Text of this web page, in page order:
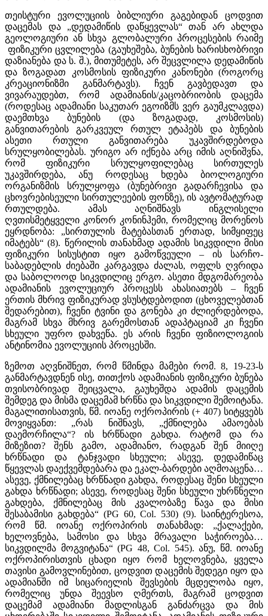
თეისტური ევოლუციის ბიბლიური გაგებიდან ცოდვით
დაცემას და „დედამიწის დაწყევლას“ თან არ ახლდა
გეოლოგიური ან სხვა გლობალური პროცესების რაიმე
ფიზიკური ცვლილება (გაუხეშება, ბუნების ხარისხობრივი
დაზიანება და ს. შ.), მითუმეტეს, არ შეცვლილა დედამიწის
და ზოგადათ კოსმოსის ფიზიკური კანონები (როგორც
კრეაციონიზმი განმარტავს). ჩვენ გავბედავთ და
ვივარაუდებთ, რომ ადამიანის/კაცობრიობის დაცემა
(როდესაც ადამიანი საკუთარ ეგოიზმს ვერ გაუმკლავდა)
დაემთხვა ბუნების (და ზოგადად, კოსმოსის)
განვითარების გარკვეულ რთულ ეტაპებს და ბუნების
ასეთი რთული განვითარება უკავშირდებოდა
სრულყობილებას. ურიგო არ იქნება არც იმის აღნიშვნა,
რომ ფიზიკური სრულყოფილებაც სირთულეს
უკავშირდება, ანუ როდესაც ხდება ბიოლოგიური
ორგანიზმის სრულყოფა (ბუნებრივი გადარჩევისა და
ცხოვრებისეული სირთულეების ფონზე), ის ავტომატურად
რთულდება. ამას აღნიშნავს ინგლისელი
ღვთისმეტყველი კონორ კონინჰემი, რომელიც მორენოს
ეყრდნობა: „სირთულის მატებასთან ერთად, სიმყიფეც
იმატებს“ (8). წერილის თანახმად ადამის სიკვდილი მისი
ფიზიკური სისუსტით იყო გამოწვეული – ის სარჩო-
საბადებლის ძიებაში კარგავდა ძალას, ოფლს ღვრიდა
და საბოლოოდ სიკვდილიც ერგო. ასეთი მდგომარეობა
ადამიანის ევოლუციურ პროცესს ახასიათებს – ჩვენ
ერთის მხრივ ფიზიკურად ვსუსტდებოდით (ცხოველებთან
შედარებით), ჩვენი ტვინი და გონება კი ძლიერდებოდა,
მაგრამ სხვა მხრივ გარემოსთან ადაპტაციამ კი ჩვენი
სხეული უფრო დახვეწა. ეს არის ჩვენი ფიზიოლოგიის
ანტინომია ევოლუციის პროცესში.
ზემოთ აღვნიშნეთ, რომ წმინდა მამები რომ. 8, 19-23-ს
განმარტავდნენ ისე, თითქოს ადამიანის ფიზიკური ბუნება
თვისობრივად შეიცვალა, გაუხეშდა ადამის დაცემის
შემდეგ და მისმა დაცემამ ხრწნა და სიკვდილი შემოიტანა.
მაგალითისათვის, წმ. იოანე ოქროპირის (+ 407) სიტყვებს
მოვიყვანთ: „რას ნიშნავს, „ქმნილება ამაოებას
დაემორჩილა“? ის ხრწნადი გახდა. რატომ და რა
მიზეზით? შენს გამო, ადამიანო, რადგან შენ მიიღე
ხრწნადი და ტანჯვადი სხეული; ასევე, დედამიწაც
წყევლას დაექვემდებარა და ეკალ-ბარდები აღმოაცენა…
ასევე, ქმნილებაც ხრწნადი გახდა, როდესაც შენი სხეული
გახდა ხრწნადი; ასევე, როდესაც შენი სხეული უხრწნელი
გახდება, ქმნილებაც მის კვალობაზე წავა და მისი
შესაბამისი გახდება“ (PG 60, Col. 530) (9). საინტერესოა,
რომ წმ. იოანე ოქროპირის თანახმად: „ქალაქები,
ხელოვნება, სამოსი და სხვა მრავალი საჭიროება…
სიკვდილმა მოგვიტანა“ (РG 48, Col. 545). ანუ, წმ. იოანე
ოქროპირისთვის ცხადი იყო რომ ხელოვნება, ყველა
თავისი გამოვლინებით, ცოდვით დაცემის შედეგი იყო და
ადამიანში იმ სიცარიელის შევსების მცდელობა იყო,
რომელიც უნდა შეევსო ღმერთს, მაგრამ ცოდვით
დაცემამ ადამიანი მადლისგან განძარცვა და მის